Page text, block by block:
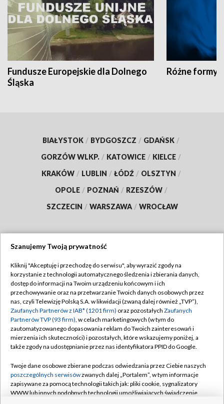
Fundusze Europejskie dla Dolnego
Śląska
Różne formy
BIAŁYSTOK / BYDGOSZCZ / GDAŃSK /
GORZÓW WLKP. / KATOWICE / KIELCE /
KRAKÓW / LUBLIN / ŁÓDŹ / OLSZTYN /
OPOLE / POZNAŃ / RZESZÓW /
SZCZECIN / WARSZAWA / WROCŁAW
TVP
Abonament TVP
Emisja w TVP
Centrum informacji TVP
Naziemna Telewizja Cyfrowa
Rada Programowa
System NOS
Regulamin TVP
Polityka prywatności
Moje zgody
Pomoc
Kontakt
Szanujemy Twoją prywatność
Kliknij "Akceptuję i przechodzę do serwisu", aby wyrazić zgody na
korzystanie z technologii automatycznego śledzenia i zbierania danych,
dostęp do informacji na Twoim urządzeniu końcowym i ich
przechowywanie oraz na przetwarzanie Twoich danych osobowych przez
nas, czyli Telewizję Polską S.A. w likwidacji (zwaną dalej również „TVP”),
Zaufanych Partnerów z IAB* (1201 firm) oraz pozostałych Zaufanych
Partnerów TVP (93 firm), w celach marketingowych (w tym do
zautomatyzowanego dopasowania reklam do Twoich zainteresowań i
mierzenia ich skuteczności) i pozostałych, które wskazujemy poniżej, a
także zgody na udostępnianie przez nas identyfikatora PPID do Google.
Twoje dane osobowe zbierane podczas odwiedzania przez Ciebie naszych
poszczególnych serwisówzwanych dalej „Portalem”, w tym informacje
zapisywane za pomocą technologii takich jak: pliki cookie, sygnalizatory
WWW lub innych podobnych technologii umożliwiających świadczenie